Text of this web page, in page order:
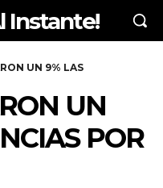
Instante!
UN 9% LAS
UN
POR